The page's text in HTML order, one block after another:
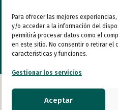
Para ofrecer las mejores
y/o acceder a la información del
permitirá procesar datos como el
en este sitio. No consentir o retirar el
características y funciones.
Gestionar los servicios
Aceptar